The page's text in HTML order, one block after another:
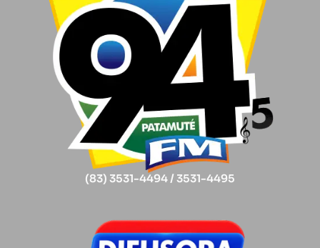
(83) 3531-4494 / 3531-4495